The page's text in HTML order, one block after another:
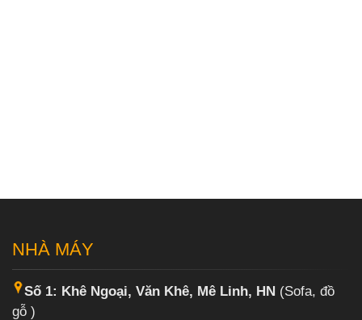
NHÀ MÁY
Số 1: Khê Ngoại, Văn Khê, Mê Linh, HN (Sofa, đồ
gỗ )